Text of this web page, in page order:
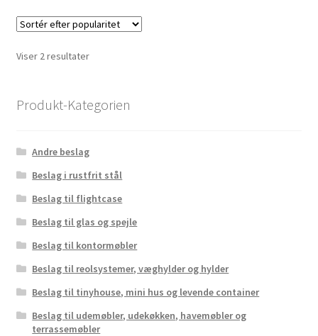
Viser 2 resultaterSorteret
Produkt-Kategorien
Andre beslag
Beslag i rustfrit stål
Beslag til flightcase
Beslag til glas og spejle
Beslag til kontormøbler
Beslag til reolsystemer, væghylder og hylder
Beslag til tinyhouse, mini hus og levende container
Beslag til udemøbler, udekøkken, havemøbler og
terrassemøbler